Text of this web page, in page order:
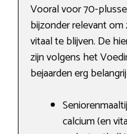
Vooral voor 70-
bijzonder relevant
vitaal te blijven. De
zijn volgens het
bejaarden erg
calcium (en